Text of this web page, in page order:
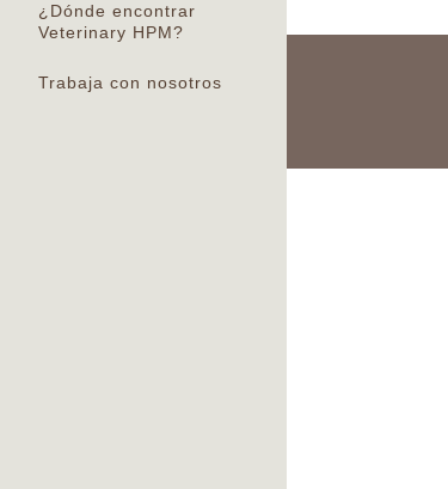
¿Dónde encontrar
Veterinary HPM?
Trabaja con nosotros